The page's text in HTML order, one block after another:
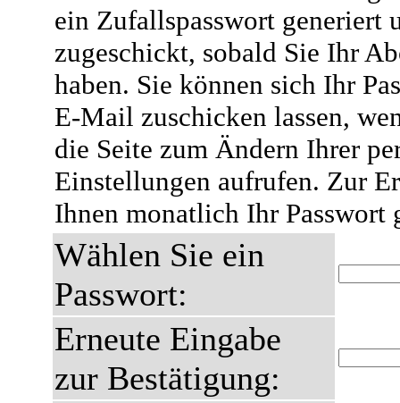
ein Zufallspasswort generiert
zugeschickt, sobald Sie Ihr
haben. Sie können sich Ihr
E-Mail zuschicken lassen,
die Seite zum Ändern Ihrer
Einstellungen aufrufen. Zur
Ihnen monatlich Ihr Passwort
Wählen Sie ein
Passwort:
Erneute Eingabe
zur Bestätigung: